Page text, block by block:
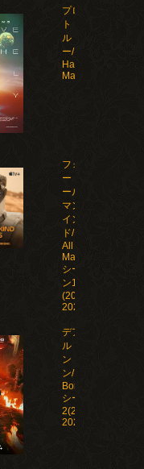
プロジェク
ト・ヘイ
ル・メアリ
ー/Project
Hail
Mary(2026)
フォ
ー・オ
ール・
マンカ
イン
ド/For
All
Mankind
シーズ
ン1-5
(2019-
2026)
デアデビ
ル：ボー
ン・アゲイ
ン/Daredevil:
Born Again
シーズン1-
2(2025-
2026)